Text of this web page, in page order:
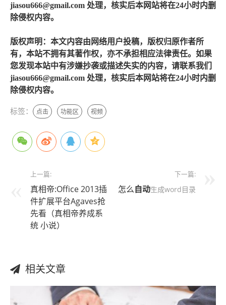
jiasou666@gmail.com 处理，核实后本网站将在24小时内删
除侵权内容。
版权声明：本文内容由网络用户投稿，版权归原作者所
有，本站不拥有其著作权，亦不承担相应法律责任。如果
您发现本站中有涉嫌抄袭或描述失实的内容，请联系我们
jiasou666@gmail.com 处理，核实后本网站将在24小时内删
除侵权内容。
标签： 点击 功能区 视频
上一篇:
真相帝:Office 2013插
件扩展平台Agaves抢
先看（真相帝养成系
统 小说）
下一篇:
怎么自动生成word目录
相关文章